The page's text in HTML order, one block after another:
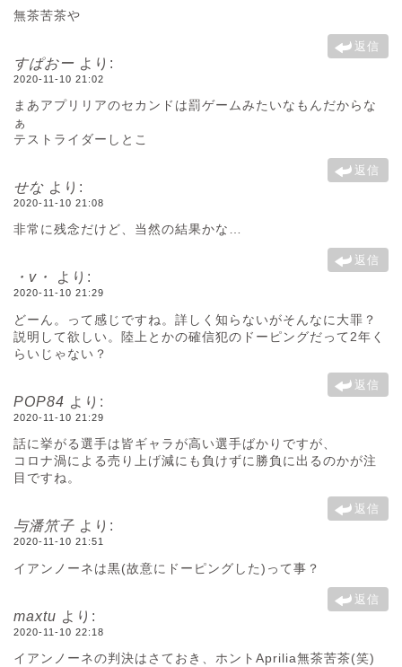
無茶苦茶や
返信
すぱおー より:
2020-11-10 21:02
まあアプリリアのセカンドは罰ゲームみたいなもんだからな
ぁ
テストライダーしとこ
返信
せな より:
2020-11-10 21:08
非常に残念だけど、当然の結果かな…
返信
・v・ より:
2020-11-10 21:29
どーん。って感じですね。詳しく知らないがそんなに大罪？
説明して欲しい。陸上とかの確信犯のドーピングだって2年く
らいじゃない？
返信
POP84 より:
2020-11-10 21:29
話に挙がる選手は皆ギャラが高い選手ばかりですが、
コロナ渦による売り上げ減にも負けずに勝負に出るのかが注
目ですね。
返信
与潘笊子 より:
2020-11-10 21:51
イアンノーネは黒(故意にドーピングした)って事？
返信
maxtu より:
2020-11-10 22:18
イアンノーネの判決はさておき、ホントAprilia無茶苦茶(笑)